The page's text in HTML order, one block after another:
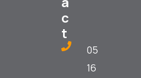
c
t
05
16